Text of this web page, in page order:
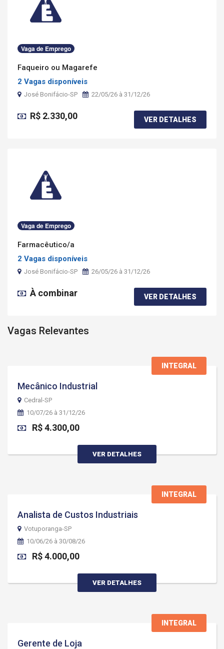
Vaga de Emprego
Faqueiro ou Magarefe
2 Vagas disponíveis
José Bonifácio-SP 22/05/26 à 31/12/26
R$ 2.330,00 VER DETALHES
Vaga de Emprego
Farmacêutico/a
2 Vagas disponíveis
José Bonifácio-SP 26/05/26 à 31/12/26
À combinar VER DETALHES
Vagas Relevantes
INTEGRAL
Mecânico Industrial
Cedral-SP
10/07/26 à 31/12/26
R$ 4.300,00
VER DETALHES
INTEGRAL
Analista de Custos Industriais
Votuporanga-SP
10/06/26 à 30/08/26
R$ 4.000,00
VER DETALHES
INTEGRAL
Gerente de Loja